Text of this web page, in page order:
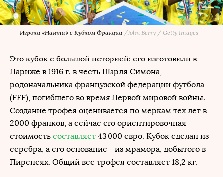
Игроки «Нанта» с Кубком Франции /John Berry / Getty Images
Это кубок с большой историей: его изготовили в
Париже в 1916 г. в честь Шарля Симона,
родоначальника французской федерации футбола
(FFF), погибшего во время Первой мировой войны.
Создание трофея оценивается по меркам тех лет в
2000 франков, а сейчас его ориентировочная
стоимость составляет 43 000 евро. Кубок сделан из
серебра, а его основание – из мрамора, добытого в
Пиренеях. Общий вес трофея составляет 18,2 кг.